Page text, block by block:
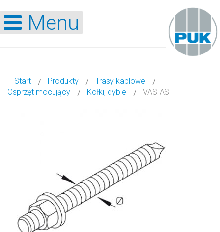
Menu
Start Produkty
Trasy kablowe
Osprzęt mocujący
Kołki, dyble VAS-AS